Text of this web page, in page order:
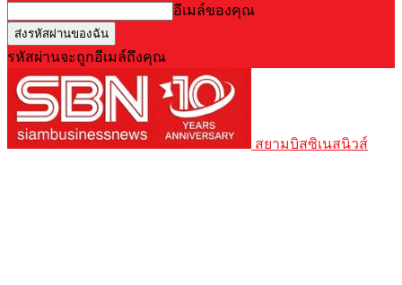
อีเมล์ของคุณ
รหัสผ่านจะถูกอีเมล์ถึงคุณ
สยามบิสซิเนสนิวส์